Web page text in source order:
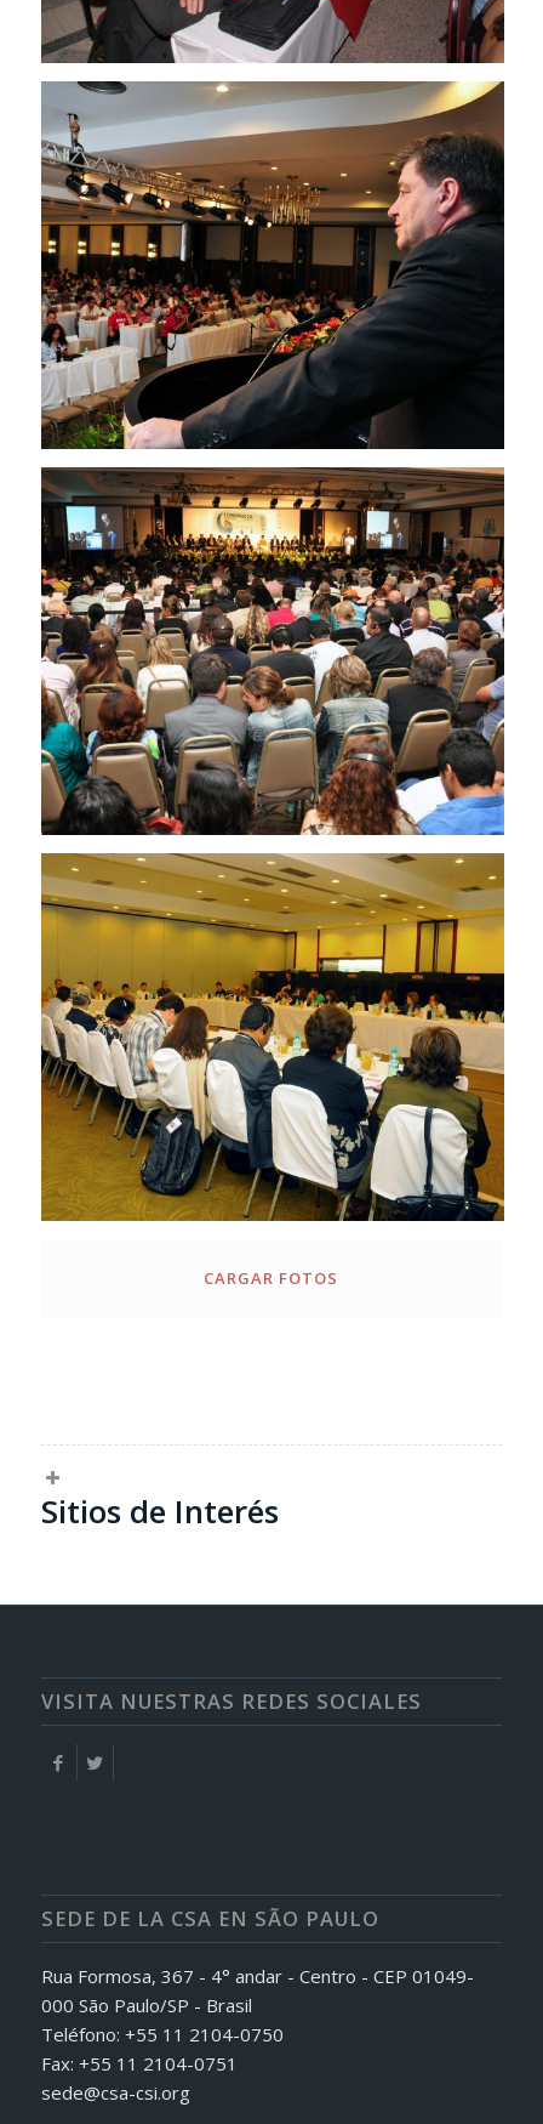
CARGAR FOTOS
Sitios de Interés
VISITA NUESTRAS REDES SOCIALES
SEDE DE LA CSA EN SÃO PAULO
Rua Formosa, 367 - 4° andar - Centro - CEP 01049-
000 São Paulo/SP - Brasil
Teléfono: +55 11 2104-0750
Fax: +55 11 2104-0751
sede@csa-csi.org